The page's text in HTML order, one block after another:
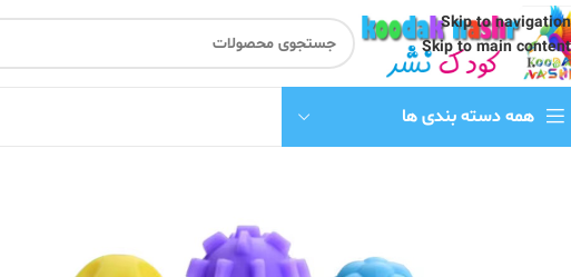
Skip to navigation
Skip to main content
همه دسته بندی ها